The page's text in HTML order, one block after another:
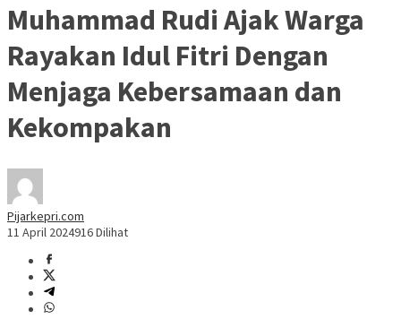
Muhammad Rudi Ajak Warga
Rayakan Idul Fitri Dengan
Menjaga Kebersamaan dan
Kekompakan
Pijarkepri.com
11 April 2024916 Dilihat